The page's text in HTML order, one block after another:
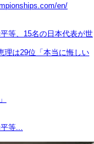
en/
等、15名の日本代表が世
理は29位「本当に悔しい
等...